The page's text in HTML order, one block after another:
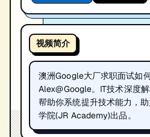
视频简介
澳洲Google大厂求职面试如
Alex@Google。IT技术深度解
帮助你系统提升技术能力，
学院(JR Academy)出品。